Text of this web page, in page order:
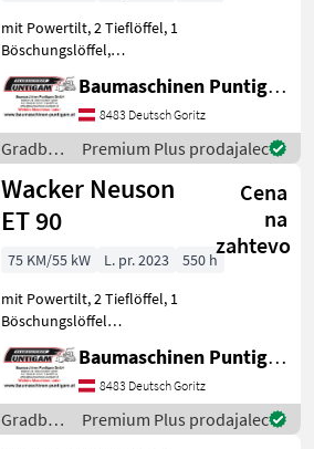
mit Powertilt, 2 Tieflöffel, 1
Böschungslöffel,
Baumaschinen Puntigam
GmbH Unser Spezialgebiet:
Ankauf - Verkauf -
Vermietung von Baumaschi
Baumaschinen Puntigam GmbH
8483 Deutsch Goritz
Gradbeni
stroji /
Wacker
Neuson
Premium Plus prodajalec
Wacker Neuson
ET 90
Cena
na
zahtevo
75 KM/55 kW L. pr. 2023
550 h
mit Powertilt, 2 Tieflöffel, 1
Böschungslöffel
Baumaschinen Puntigam
GmbH Unser Spezialgebiet:
Ankauf - Verkauf -
Vermietung von Baumaschi
Baumaschinen Puntigam GmbH
8483 Deutsch Goritz
Gradbeni
stroji /
Premium Plus prodajalec